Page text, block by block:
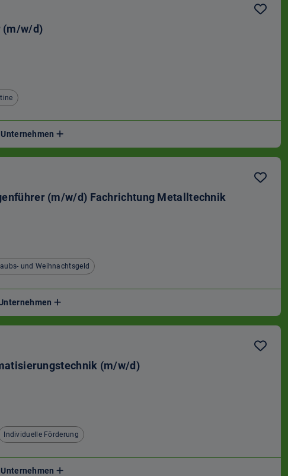
(m/w/d)
(m/w/d) Fachrichtung Metalltechnik
und Weihnachtsgeld
(m/w/d)
Individuelle Förderung